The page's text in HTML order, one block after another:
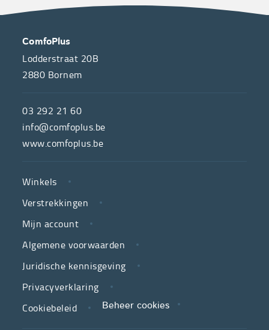
OVER
ONS
de
hulpmiddelenwinkel
van
neutrale
ziekenfondsen,
is
partner
in
zorg.
We
CONTACT
ComfoPlus
Lodderstraat 20B
2880 Bornem
03 292 21 60
info@comfoplus.be
www.comfoplus.be
LINKS
Winkels
Verstrekkingen
Mijn account
Algemene voorwaarden
Juridische kennisgeving
Privacyverklaring
Cookiebeleid
Beheer cookies